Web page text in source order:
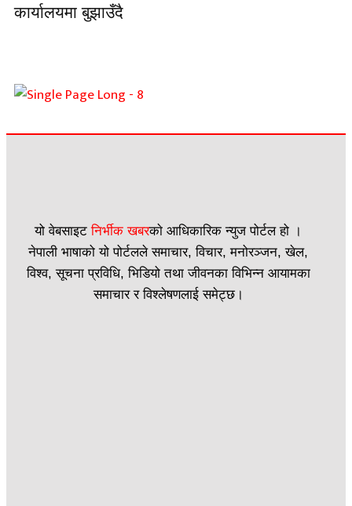
कार्यालयमा बुझाउँदै
यो वेबसाइट निर्भीक खबरकाे आधिकारिक न्युज पोर्टल हो ।
नेपाली भाषाको यो पोर्टलले समाचार, विचार, मनोरञ्जन, खेल,
विश्व, सूचना प्रविधि, भिडियो तथा जीवनका विभिन्न आयामका
समाचार र विश्लेषणलाई समेट्छ।